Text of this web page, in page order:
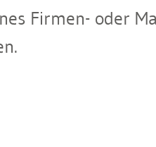
Firmen- oder